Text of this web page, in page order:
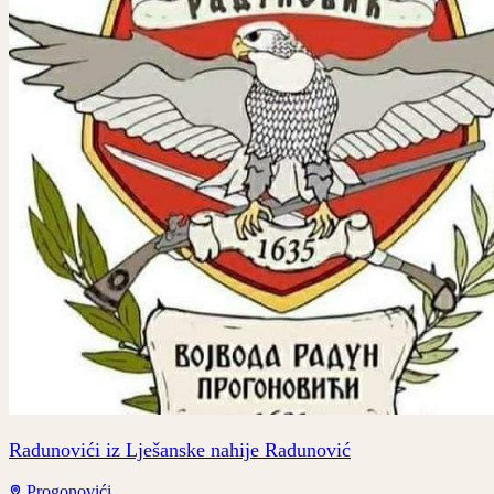
Radunovići iz Lješanske nahije Radunović